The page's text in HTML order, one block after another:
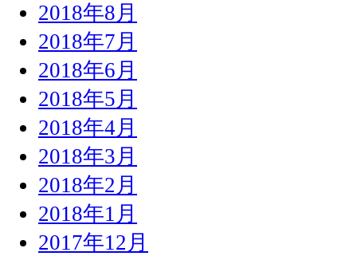
2018年8月
2018年7月
2018年6月
2018年5月
2018年4月
2018年3月
2018年2月
2018年1月
2017年12月